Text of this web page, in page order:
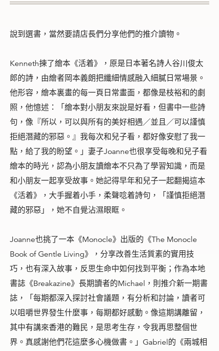
說到選書，當然要請店長們分享他們的推介讀物。
Kenneth揀了繪本《活着》，原是日本著名詩人谷川俊太
郎的詩，由繪者岡本義朗把纖細情感融入細膩日常場景。
他形容，繪本裏畫的每一頁日常畫面，都像是枝裕和的劇
照，他憶述：「繪本對小朋友來說是好看，但書中一些詩
句，像『所以，可以與所有的美好相遇／並且／可以謹慎
拒絕潛藏的邪惡。』我每次和兒子看，都好像安慰了我一
點，給了我的盼望。」妻子Joanne也很享受每晚和兒子看
繪本的時光，認為小朋友讀繪本不只為了學習知識，而是
和小朋友一起享受故事。她記得早年和兒子一起翻揭這本
《活着》，大手握着小手，柔聲唸着詩句，「謹慎拒絕潛
藏的邪惡」，她不自覺沾濕眼眶。
Joanne也挑了一本《Monocle》出版的《The Monocle
Book of Gentle Living》，分享改善生活質素的實用技
巧，也有深入故事，反思生命中如何找到平衡；作為本地
書誌《Breakazine》長期讀者的Michael，則推介新一期書
誌，「每期都深入探討社會議題，有分析和討論，讀者可
以咀嚼世界發生什麼事，每期都好感動。像這期講離留，
其中有講來香港的難民，是思考生存，令我再思整個世
界。真感謝他們花這麼多心機做書。」Gabriel的《兩城相